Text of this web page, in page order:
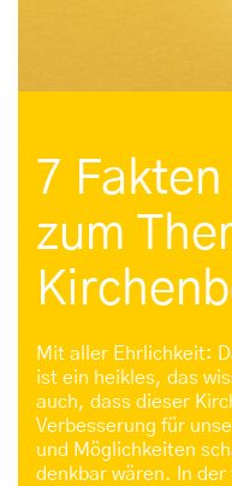
7 Fakten
zum
Mit aller Ehrlichkeit:
ist ein heikles, das
auch, dass dieser
Verbesserung für
und Möglichkeiten
denkbar wären. In